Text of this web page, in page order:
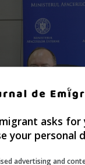
Externe:
asks
your personal
advertising and